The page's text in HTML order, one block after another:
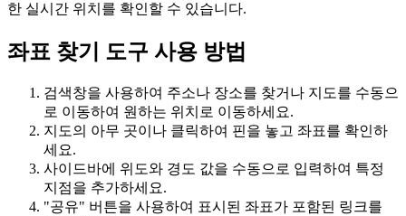
한 실시간 위치를 확인할 수 있습니다.
좌표 찾기 도구 사용 방법
검색창을 사용하여 주소나 장소를 찾거나 지도를 수동으
로 이동하여 원하는 위치로 이동하세요.
지도의 아무 곳이나 클릭하여 핀을 놓고 좌표를 확인하
세요.
사이드바에 위도와 경도 값을 수동으로 입력하여 특정
지점을 추가하세요.
"공유" 버튼을 사용하여 표시된 좌표가 포함된 링크를